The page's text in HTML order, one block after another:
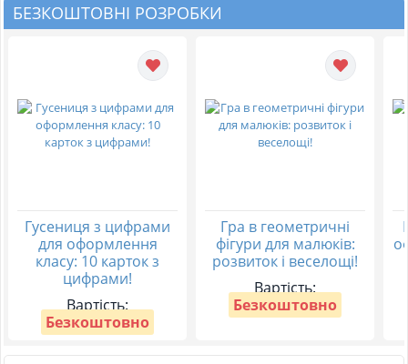
БЕЗКОШТОВНІ РОЗРОБКИ
Гусениця з цифрами
для оформлення
класу: 10 карток з
цифрами!
Вартість:
Безкоштовно
Гра в геометричні
фігури для малюків:
розвиток і веселощі!
Вартість:
Безкоштовно